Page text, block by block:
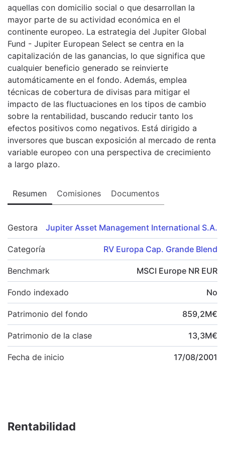
aquellas con domicilio social o que desarrollan la
mayor parte de su actividad económica en el
continente europeo. La estrategia del Jupiter Global
Fund - Jupiter European Select se centra en la
capitalización de las ganancias, lo que significa que
cualquier beneficio generado se reinvierte
automáticamente en el fondo. Además, emplea
técnicas de cobertura de divisas para mitigar el
impacto de las fluctuaciones en los tipos de cambio
sobre la rentabilidad, buscando reducir tanto los
efectos positivos como negativos. Está dirigido a
inversores que buscan exposición al mercado de renta
variable europeo con una perspectiva de crecimiento
a largo plazo.
Resumen Comisiones Documentos
Gestora Jupiter Asset Management International S.A.
Categoría RV Europa Cap. Grande Blend
Benchmark MSCI Europe NR EUR
Fondo indexado No
Patrimonio del fondo 859,2M€
Patrimonio de la clase 13,3M€
Fecha de inicio 17/08/2001
Rentabilidad